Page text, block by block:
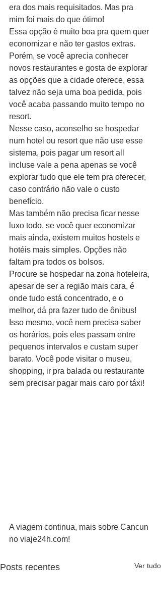
era dos mais requisitados. Mas pra
mim foi mais do que ótimo!
Essa opção é muito boa pra quem quer
economizar e não ter gastos extras.
Porém, se você aprecia conhecer
novos restaurantes e gosta de explorar
as opções que a cidade oferece, essa
talvez não seja uma boa pedida, pois
você acaba passando muito tempo no
resort.
Nesse caso, aconselho se hospedar
num hotel ou resort que não use esse
sistema, pois pagar um resort all
incluse vale a pena apenas se você
explorar tudo que ele tem pra oferecer,
caso contrário não vale o custo
benefício.
Mas também não precisa ficar nesse
luxo todo, se você quer economizar
mais ainda, existem muitos hostels e
hotéis mais simples. Opções não
faltam pra todos os bolsos.
Procure se hospedar na zona hoteleira,
apesar de ser a região mais cara, é
onde tudo está concentrado, e o
melhor, dá pra fazer tudo de ônibus!
Isso mesmo, você nem precisa saber
os horários, pois eles passam entre
pequenos intervalos e custam super
barato. Você pode visitar o museu,
shopping, ir pra balada ou restaurante
sem precisar pagar mais caro por táxi!
A viagem continua, mais sobre Cancun
no viaje24h.com!
Posts recentes Ver tudo